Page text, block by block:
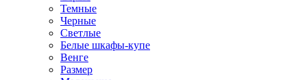
Темные
Черные
Светлые
Белые шкафы-купе
Венге
Размер